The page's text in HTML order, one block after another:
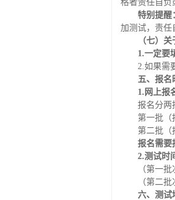
格者责任自负
特别提醒
加测试，责任
（七）
1.一定要
2.如果需
五、报名
1.网上报
报名分两
第一批（
第二批（
报名需要
2.测试时
（第一
（第二
六、测试